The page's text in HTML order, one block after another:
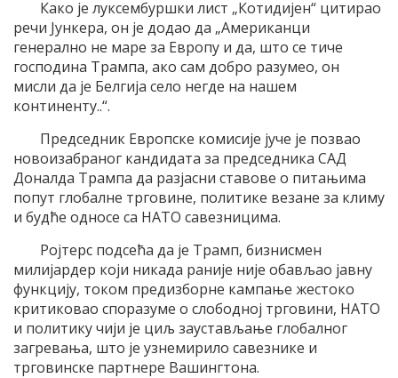
Како је луксембуршки лист „Котидијен“ цитирао
речи Јункера, он је додао да „Американци
генерално не маре за Европу и да, што се тиче
господина Трампа, ако сам добро разумео, он
мисли да је Белгија село негде на нашем
континенту..“.
Председник Европске комисије јуче је позвао
новоизабраног кандидата за председника САД
Доналда Трампа да разјасни ставове о питањима
попут глобалне трговине, политике везане за климу
и будће односе са НАТО савезницима.
Ројтерс подсећа да је Трамп, бизнисмен
милијардер који никада раније није обављао јавну
функцију, током предизборне кампање жестоко
критиковао споразуме о слободној трговини, НАТО
и политику чији је циљ заустављање глобалног
загревања, што је узнемирило савезнике и
трговинске партнере Вашингтона.